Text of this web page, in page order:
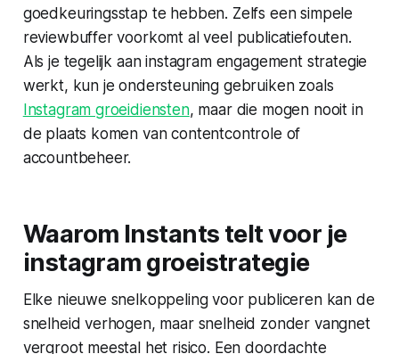
goedkeuringsstap te hebben. Zelfs een simpele
reviewbuffer voorkomt al veel publicatiefouten.
Als je tegelijk aaninstagram engagement strategie
werkt, kun je ondersteuning gebruiken zoals
Instagram groeidiensten, maar die mogen nooit in
de plaats komen van contentcontrole of
accountbeheer.
Waarom Instants telt voor je
instagram groeistrategie
Elke nieuwe snelkoppeling voor publiceren kan de
snelheid verhogen, maar snelheid zonder vangnet
vergroot meestal het risico. Een doordachte